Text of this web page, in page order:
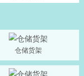
仓储货架